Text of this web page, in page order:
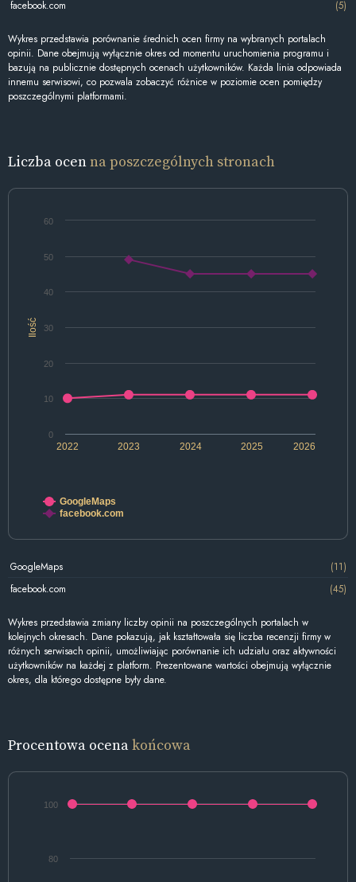
facebook.com (5)
Wykres przedstawia porównanie średnich ocen firmy na wybranych portalach
opinii. Dane obejmują wyłącznie okres od momentu uruchomienia programu i
bazują na publicznie dostępnych ocenach użytkowników. Każda linia odpowiada
innemu serwisowi, co pozwala zobaczyć różnice w poziomie ocen pomiędzy
poszczególnymi platformami.
Liczba ocenna poszczególnych stronach
Ilość
2022 2024 2026
2023 2025
0
10
20
30
40
50
60
GoogleMaps
facebook.com
GoogleMaps
(11)
facebook.com
(45)
Wykres przedstawia zmiany liczby opinii na poszczególnych portalach w
kolejnych okresach. Dane pokazują, jak kształtowała się liczba recenzji firmy w
różnych serwisach opinii, umożliwiając porównanie ich udziału oraz aktywności
użytkowników na każdej z platform. Prezentowane wartości obejmują wyłącznie
okres, dla którego dostępne były dane.
Procentowa ocenakońcowa
80
100